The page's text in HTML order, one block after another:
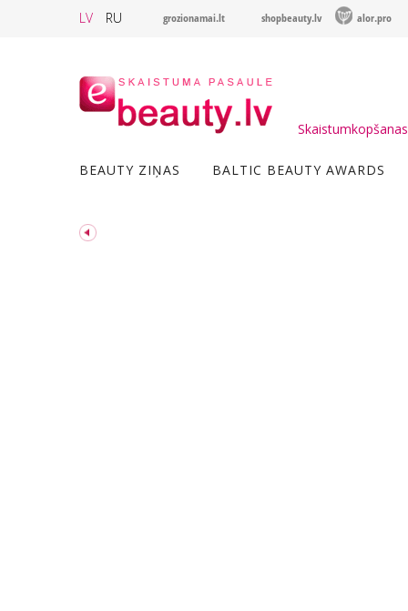
LV RU grozionamai.lt shopbeauty.lv alor.pro
BEAUTY ZIŅAS BALTIC BEAUTY AWARDS